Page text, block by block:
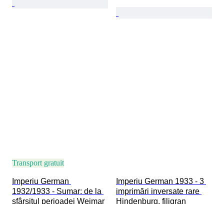
Transport gratuit
Imperiu German
1932/1933 - Sumar: de la
sfârșitul perioadei Weimar
Imperiu German 1933 - 3
imprimări inversate rare
Hindenburg, filigran